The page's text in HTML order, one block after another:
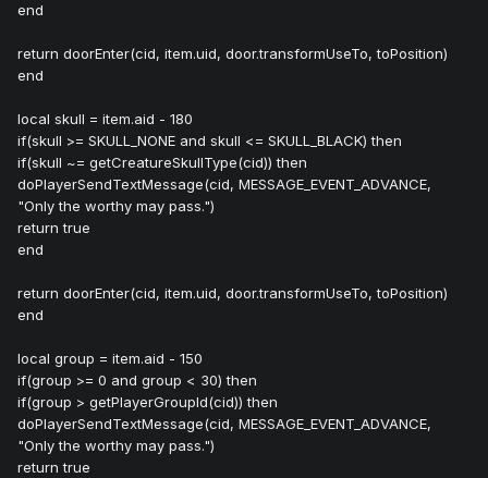
end
return doorEnter(cid, item.uid, door.transformUseTo, toPosition)
end
local skull = item.aid - 180
if(skull >= SKULL_NONE and skull <= SKULL_BLACK) then
if(skull ~= getCreatureSkullType(cid)) then
doPlayerSendTextMessage(cid, MESSAGE_EVENT_ADVANCE,
"Only the worthy may pass.")
return true
end
return doorEnter(cid, item.uid, door.transformUseTo, toPosition)
end
local group = item.aid - 150
if(group >= 0 and group < 30) then
if(group > getPlayerGroupId(cid)) then
doPlayerSendTextMessage(cid, MESSAGE_EVENT_ADVANCE,
"Only the worthy may pass.")
return true